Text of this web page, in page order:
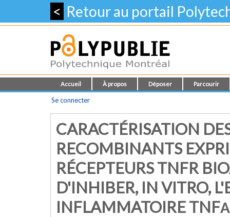
< Retour au portail
Accueil À propos Déposer Parcourir
Se connecter
CARACTÉRISATION
RECOMBINANTS
RÉCEPTEURS TNFR
D'INHIBER, IN VITRO,
INFLAMMATOIRE TNFΑ